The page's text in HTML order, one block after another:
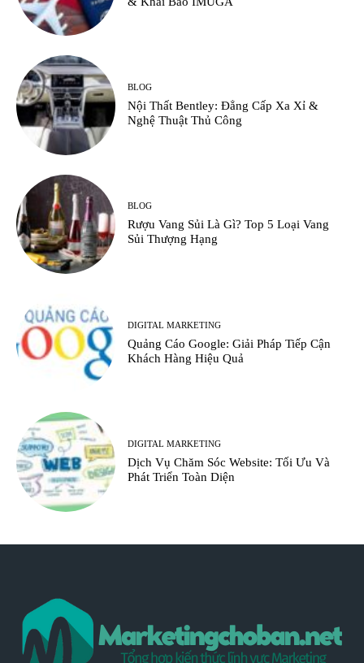
BLOG
Nội Thất Bentley: Đẳng Cấp Xa Xỉ &
Nghệ Thuật Thủ Công
BLOG
Rượu Vang Sủi Là Gì? Top 5 Loại Vang
Sủi Thượng Hạng
DIGITAL MARKETING
Quảng Cáo Google: Giải Pháp Tiếp Cận
Khách Hàng Hiệu Quả
DIGITAL MARKETING
Dịch Vụ Chăm Sóc Website: Tối Ưu Và
Phát Triển Toàn Diện